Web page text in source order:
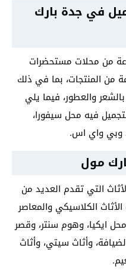
في جدة بارك
من محلات مستحضرات
من المنتجات، بما في ذلك
بالشعر والعطور، فيما يلي
فيه محل سيفورا،
وبي واي اس.
مول
التي تقدم العديد من
الكلاسيكي والمعاصر
محل ايكيا، وهوم سنتر، وقصر
وأثاث سيتي، وأثاث